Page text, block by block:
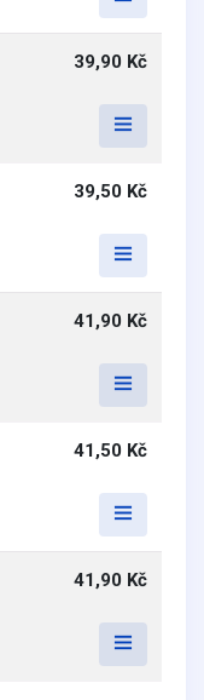
39,90 Kč
39,50 Kč
41,90 Kč
41,50 Kč
41,90 Kč